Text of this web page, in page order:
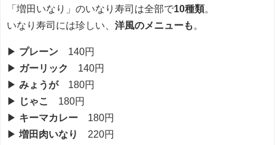
「増田いなり」のいなり寿司は全部で10種類。
いなり寿司には珍しい、 洋風のメニューも 。
▶︎ プレーン 140円
▶︎ ガーリック
140円
▶︎ みょうが180円
▶︎
じゃこ
180円
▶︎ キーマカレー 180円
▶︎ 増田肉いなり
220円